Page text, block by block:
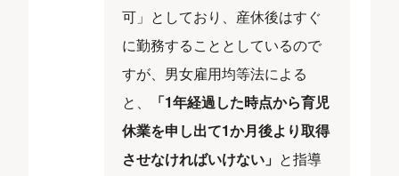
可」としており、産休後はすぐ
に勤務することとしているので
すが、男女雇用均等法による
と、
「1年経過した時点から育児
休業を申し出て1か月後より取得
させなければいけない」 と指導